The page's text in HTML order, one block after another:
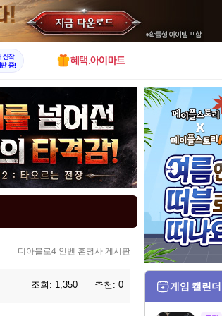
신작
중!
혜택.아이마트
디아블로4 인벤 혼령사 게시판
조회: 1,350 추천: 0 게임 캘린더